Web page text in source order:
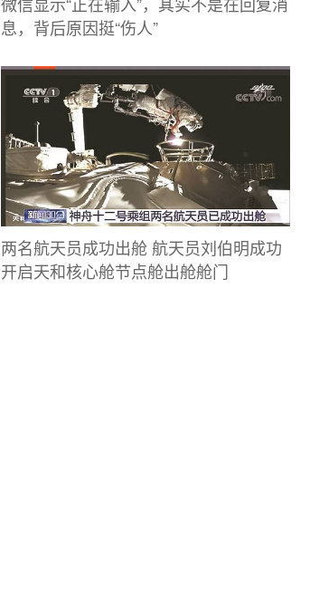
息，背后原因挺“伤人”
两名航天员成功出舱 航天员刘伯明成功
开启天和核心舱节点舱出舱舱门